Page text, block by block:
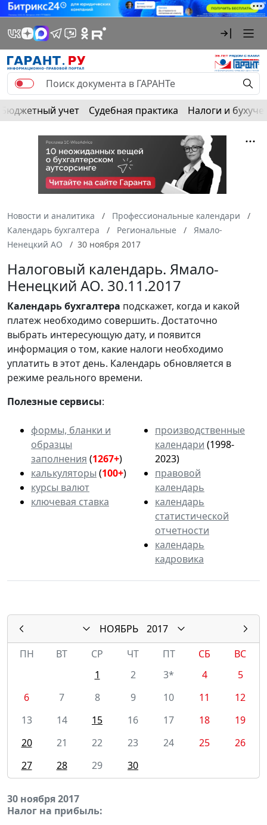
Бюджетный учет Судебная практика Налоги и
Новости и аналитика
Профессиональные календари
Календарь бухгалтера
Региональные
Ямало-
Ненецкий АО
30 ноября 2017
Налоговый календарь. Ямало-
Ненецкий АО. 30.11.2017
Календарьбухгалтера подскажет, когда и какой
платеж необходимо совершить. Достаточно
выбрать интересующую дату, и появится
информация о том, какие налоги необходимо
уплатить в этот день. Календарь обновляется в
режиме реального времени.
Полезные сервисы:
формы, бланки и
образцы
заполнения (1267+)
калькуляторы (100+)
курсы валют
ключевая ставка
производственные
календари (1998-
2023)
правовой
календарь
календарь
статистической
отчетности
календарь
кадровика
НОЯБРЬ
2017
ПН
ВТ СР ЧТ ПТ СБ
ВС
1
2 3* 4
5
6
7 8 9 10 11
12
13
14 15 16 17 18
19
20
21 22 23 24 25
26
27
28 29 30
30 ноября 2017
Налог на прибыль: